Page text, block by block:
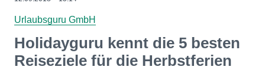
Urlaubsguru GmbH
Holidayguru kennt die 5 besten
Reiseziele für die Herbstferien